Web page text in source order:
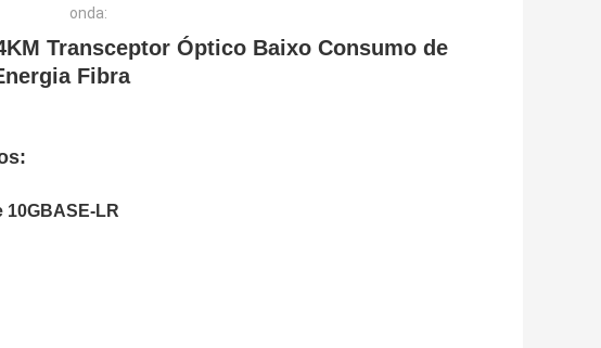
onda:
Transceptor Óptico Baixo Consumo de
Fibra
10GBASE-LR